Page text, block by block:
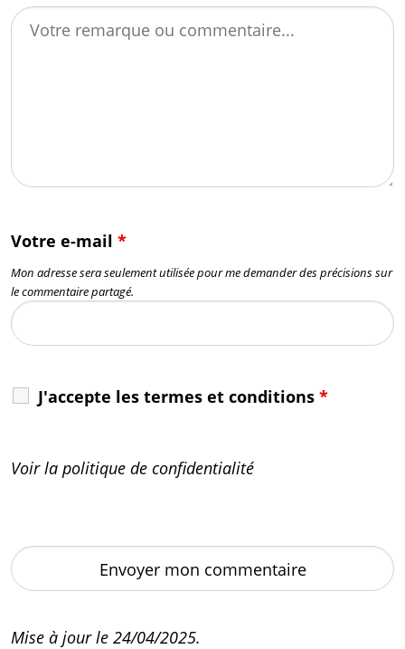
Votre e-mail *
Mon adresse sera seulement utilisée pour me demander des précisions sur
le commentaire partagé.
J'accepte les termes et conditions *
Voir la politique de confidentialité
Mise à jour le 24/04/2025.